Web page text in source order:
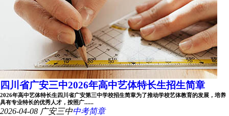
四川省广安三中2026年高中艺体特长生招生简章
2026年高中艺体特长生四川省广安第三中学校招生简章为了推动学校艺体教育的发展，培养
具有专业特长的优秀人才，按照广......
2026-04-08 广安三中中考简章